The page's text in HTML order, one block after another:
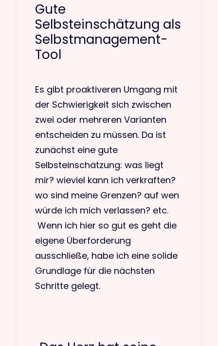
Gute
Selbsteinschätzung als
Selbstmanagement-
Tool
Es gibt proaktiveren Umgang mit
der Schwierigkeit sich zwischen
zwei oder mehreren Varianten
entscheiden zu müssen. Da ist
zunächst eine gute
Selbsteinschätzung: was liegt
mir? wieviel kann ich verkraften?
wo sind meine Grenzen? auf wen
würde ich mich verlassen? etc.
Wenn ich hier so gut es geht die
eigene Überforderung
ausschließe, habe ich eine solide
Grundlage für die nächsten
Schritte gelegt.